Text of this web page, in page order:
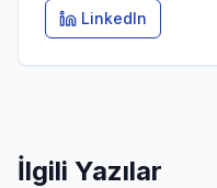
LinkedIn
İlgili Yazılar